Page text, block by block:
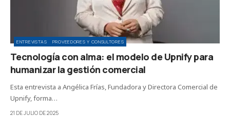
ENTREVISTAS PROVEEDORES Y CONSULTORES
Tecnología con alma: el modelo de Upnify para
humanizar la gestión comercial
Esta entrevista a Angélica Frías, Fundadora y Directora Comercial de
Upnify, forma…
21 DE JULIO DE 2025